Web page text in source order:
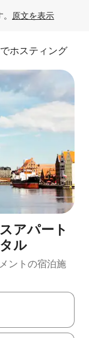
原文を表示
ホスティング
アパート
ル
ントの宿泊施
使って移動するか